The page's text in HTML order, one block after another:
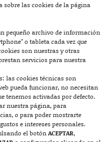
las cookies de la página
pequeño archivo de información
o tableta cada vez que
son nuestras y otras
servicios para nuestra
las cookies técnicas son
pueda funcionar, no necesitan
tenemos activadas por defecto.
nuestra página, para
o para poder mostrarte
e intereses personales.
el botónACEPTAR,
Alcudia (Mallorca)
Contacto